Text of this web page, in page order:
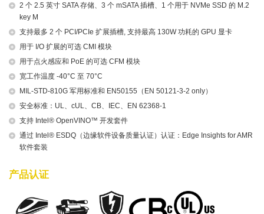
2 个 2.5 英寸 SATA 存储、3 个 mSATA 插槽、1 个用于 NVMe SSD 的 M.2
key M
支持最多 2 个 PCI/PCIe 扩展插槽, 支持最高 130W 功耗的 GPU 显卡
用于 I/O 扩展的可选 CMI 模块
用于点火感应和 PoE 的可选 CFM 模块
宽工作温度 -40°C 至 70°C
MIL-STD-810G 军用标准和 EN50155（EN 50121-3-2 only）
安全标准：UL、cUL、CB、IEC、EN 62368-1
支持 Intel® OpenVINO™ 开发套件
通过 Intel® ESDQ（边缘软件设备质量认证）认证：Edge Insights for AMR
软件套装
产品认证